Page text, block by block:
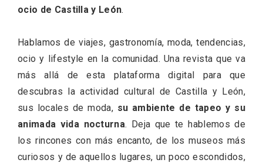
ocio de Castilla y León.
Hablamos de viajes, gastronomía, moda, tendencias,
ocio y lifestyle en la comunidad. Una revista que va
más allá de esta plataforma digital para que
descubras la actividad cultural de Castilla y León,
sus locales de moda,su ambiente de tapeo y su
animada vida nocturna. Deja que te hablemos de
los rincones con más encanto, de los museos más
curiosos y de aquellos lugares, un poco escondidos,
Fiesta de los Fueros 2026 de Sepúlveda
y Feria de Artesanía